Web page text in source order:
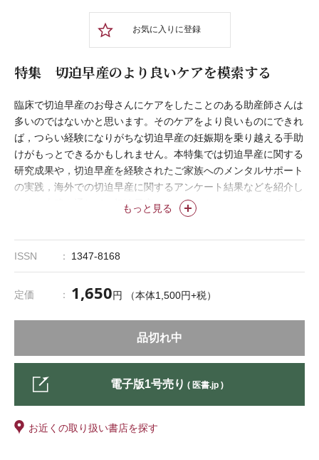
お気に入りに登録
特集 切迫早産のより良いケアを模索する
もっと見る
臨床で切迫早産のお母さんにケアをしたことのある助産師さんは
多いのではないかと思います。そのケアをより良いものにできれ
ば，つらい経験になりがちな切迫早産の妊娠期を乗り越える手助
けがもっとできるかもしれません。本特集では切迫早産に関する
研究成果や，切迫早産を経験されたご家族へのメンタルサポート
の実践，海外での切迫早産に関するアンケート結果などを紹介し
ます。本稿を通じて，切迫早産のより良いケアについて，改めて
ISSN 1347-8168
定価 1,650円 （本体1,500円+税）
品切れ中
電子版1号売り ( 医書.jp )
お近くの取り扱い書店を探す